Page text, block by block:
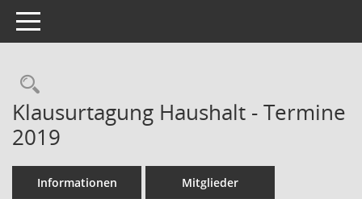
Toggle navigation
Rechercheauswahl
Klausurtagung Haushalt - Termine
2019
Informationen Mitglieder